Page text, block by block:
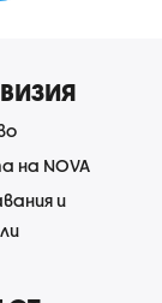
на NOVA
и